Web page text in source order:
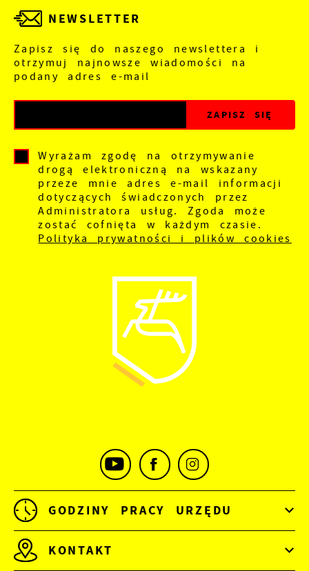
NEWSLETTER
Zapisz się do naszego newslettera i
otrzymuj najnowsze wiadomości na
podany adres e-mail
Wyrażam zgodę na otrzymywanie
drogą elektroniczną na wskazany
przeze mnie adres e-mail informacji
dotyczących świadczonych przez
Administratora usług. Zgoda może
zostać cofnięta w każdym czasie.
Polityka prywatności i plików cookies
GODZINY PRACY URZĘDU
KONTAKT